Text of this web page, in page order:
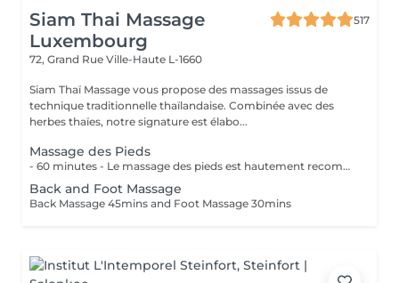
Siam Thai Massage
Luxembourg
517
72, Grand Rue Ville-Haute L-1660
Siam Thaï Massage vous propose des massages issus de
technique traditionnelle thaïlandaise. Combinée avec des
herbes thaïes, notre signature est élabo...
Massage des Pieds
- 60 minutes - Le massage des pieds est hautement recommandé pour ceux qui ont les pieds et les jambes fatiguées. Soulage le stress et stimule la circulation du corps, des maux tels que la fatigue, les niveaux de basse énergie, les pointes de douleurs peuvent être aussi soulagés par des points de pressions.
Back and Foot Massage
Back Massage 45mins and Foot Massage 30mins